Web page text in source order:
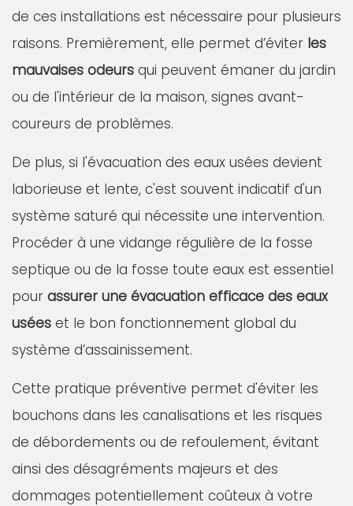
de ces installations est nécessaire pour plusieurs
raisons. Premièrement, elle permet d’éviter les
mauvaises odeurs qui peuvent émaner du jardin
ou de l'intérieur de la maison, signes avant-
coureurs de problèmes.
De plus, si l'évacuation des eaux usées devient
laborieuse et lente, c'est souvent indicatif d'un
système saturé qui nécessite une intervention.
Procéder à une vidange régulière de la fosse
septique ou de la fosse toute eaux est essentiel
pour assurer une évacuation efficace des eaux
usées et le bon fonctionnement global du
système d’assainissement.
Cette pratique préventive permet d'éviter les
bouchons dans les canalisations et les risques
de débordements ou de refoulement, évitant
ainsi des désagréments majeurs et des
dommages potentiellement coûteux à votre